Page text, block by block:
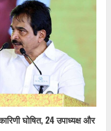
घोषित, 24 उपाध्यक्ष और